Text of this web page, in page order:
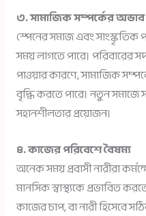
৩. সামাজিক সম্পর্কের অভাব
স্পেনের সমাজ এবং সাংস্কৃতিক
সময় লাগতে পারে। পরিবারের
পাওয়ার কারণে, সামাজিক
বৃদ্ধি করতে পারে। নতুন সমাজে
সহানশীলতার প্রয়োজন।
৪. কাজের পরিবেশে বৈষম্য
অনেক সময় প্রবাসী নারীরা
মানসিক স্বাস্থ্যকে প্রভাবিত
কাজের চাপ, বা নারী হিসেবে